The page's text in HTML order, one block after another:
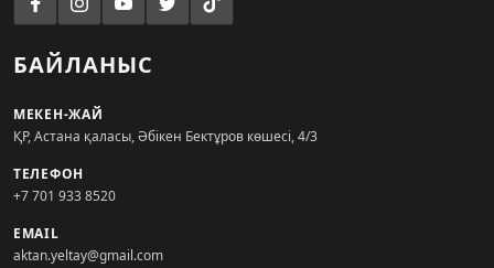
БАЙЛАНЫС
МЕКЕН-ЖАЙ
ҚР, Астана қаласы, Әбікен Бектұров көшесі, 4/3
ТЕЛЕФОН
+7 701 933 8520
EMAIL
aktan.yeltay@gmail.com